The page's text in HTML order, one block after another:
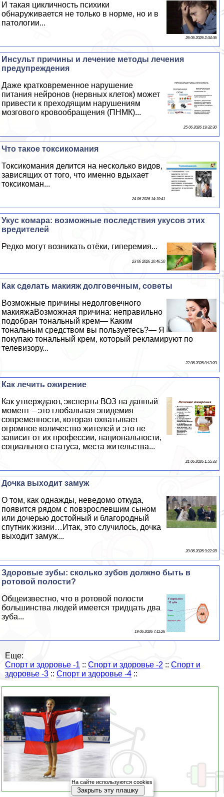
И такая цикличность психики
обнаруживается не только в норме, но и в
патологии...
26 06 2026 2:34:36
Инсульт причины и лечение методы лечения
предупреждения
Даже кратковременное нарушение
питания нейронов (нервных клеток) может
привести к преходящим нарушениям
мозгового кровообращения (ПНМК)...
25 06 2026 19:32:30
Что такое токсикомания
Токсикомания делится на несколько видов,
зависящих от того, что именно вдыхает
токсикоман...
24 06 2026 14:10:41
Укус комара: возможные последствия укусов этих
вредителей
Редко могут возникать отёки, гиперемия...
23 06 2026 10:46:50
Как сделать макияж долговечным, советы
Возможные причины недолговечного
макияжаВозможная причина: неправильно
подобран тональный крем— Каким
тональным средством вы пользуетесь?— Я
покупаю тональный крем, который рекламируют по
телевизору...
22 06 2026 0:13:20
Как лечить ожирение
Как утверждают, эксперты ВОЗ на данный
момент – это глобальная эпидемия
современности, которая охватывает
огромное количество жителей и это не
зависит от их профессии, национальности,
социального статуса, места жительства...
21 06 2026 1:55:33
Дочка выходит замуж
О том, как однажды, неведомо откуда,
появится рядом с повзрослевшим сыном
или дочерью достойный и благородный
спутник жизни…Итак, это случилось, дочка
выходит замуж...
20 06 2026 9:22:28
Здоровые зубы: сколько зубов должно быть в
ротовой полости?
Общеизвестно, что в ротовой полости
большинства людей имеется тридцать два
зуба...
19 06 2026 7:11:26
Еще:
Спорт и здоровье -1 :: Спорт и здоровье -2 :: Спорт и
здоровье -3 :: Спорт и здоровье -4 ::
На сайте используются cookies
Закрыть эту плашку